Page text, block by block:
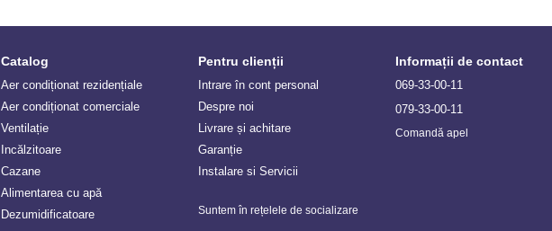
Catalog
Aer condiționat rezidențiale
Aer condiționat comerciale
Ventilație
Incălzitoare
Сazane
Alimentarea cu apă
Dezumidificatoare
Pentru clienții
Intrare în cont personal
Despre noi
Livrare și achitare
Garanție
Instalare si Servicii
Suntem în rețelele de socializare
Informații de contact
069-33-00-11
079-33-00-11
Comandă apel